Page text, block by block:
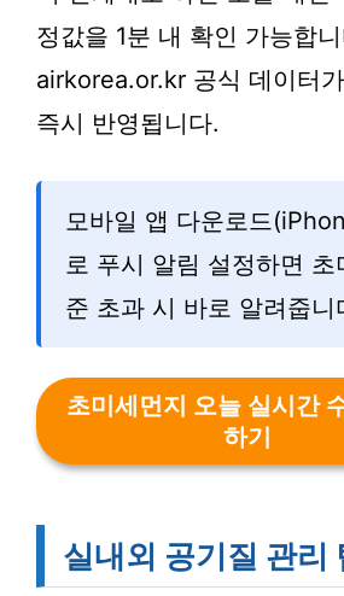
정값을 1분 내 확인 가능합
airkorea.or.kr 공식 데이터
즉시 반영됩니다.
모바일 앱 다운로드
로 푸시 알림 설정하면 초
준 초과 시 바로 알려줍니
초미세먼지 오늘 실시간
하기
실내외 공기질 관리